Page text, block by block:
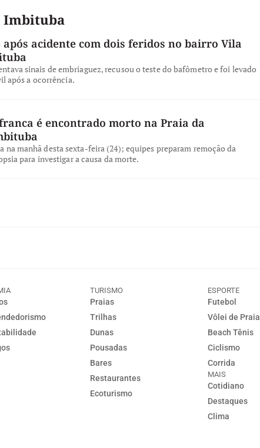
Imbituba
acidente com dois feridos no bairro Vila
sinais de embriaguez, recusou o teste do bafômetro e foi levado
após a ocorrência.
é encontrado morto na Praia da
na manhã desta sexta-feira (24); equipes preparam remoção da
para investigar a causa da morte.
TURISMO
Praias
Trilhas
Dunas
Pousadas
Bares
Restaurantes
Ecoturismo
ESPORTE
Futebol
Vôlei de Praia
Beach Tênis
Ciclismo
Corrida
MAIS
Cotidiano
Destaques
Clima